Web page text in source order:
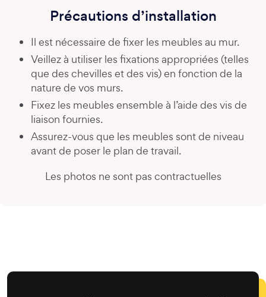
Précautions d’installation
Il est nécessaire de fixer les meubles au mur.
Veillez à utiliser les fixations appropriées (telles
que des chevilles et des vis) en fonction de la
nature de vos murs.
Fixez les meubles ensemble à l’aide des vis de
liaison fournies.
Assurez-vous que les meubles sont de niveau
avant de poser le plan de travail.
Les photos ne sont pas contractuelles